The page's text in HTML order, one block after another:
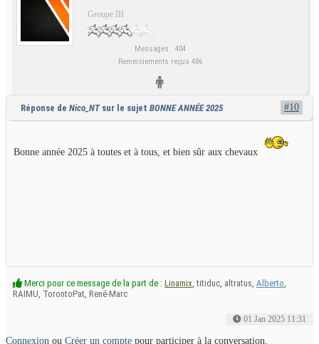
Groupe III
Messages : 404
Remerciements reçus 486
Réponse de Nico_NTsur le sujet BONNE ANNÉE 2025
Bonne année 2025 à toutes et à tous, et bien sûr aux chevaux
Merci pour ce message de la part de : Linamix,titiduc, altratus, Alberto,
RAIMU, TorontoPat, René-Marc
01 Jan 2025 11:31
#10
Connexion ou Créer un compte pour participer à la conversation.